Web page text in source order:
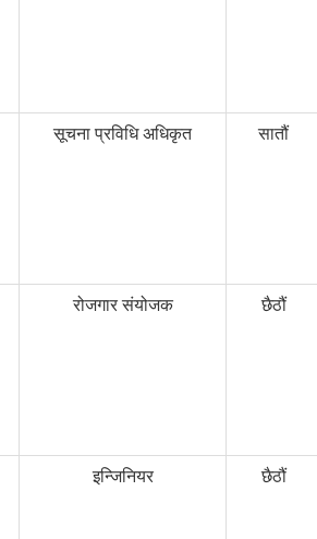
सूचना प्रविधि अधिकृत सातौं
रोजगार संयोजक छैठौं
इन्जिनियर छैठौं